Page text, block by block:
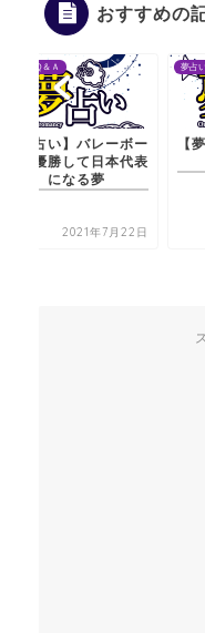
おすすめの
ーボー
本代表
夢占いＱ＆Ａ
【夢占い】深爪を
夢
2021年7月